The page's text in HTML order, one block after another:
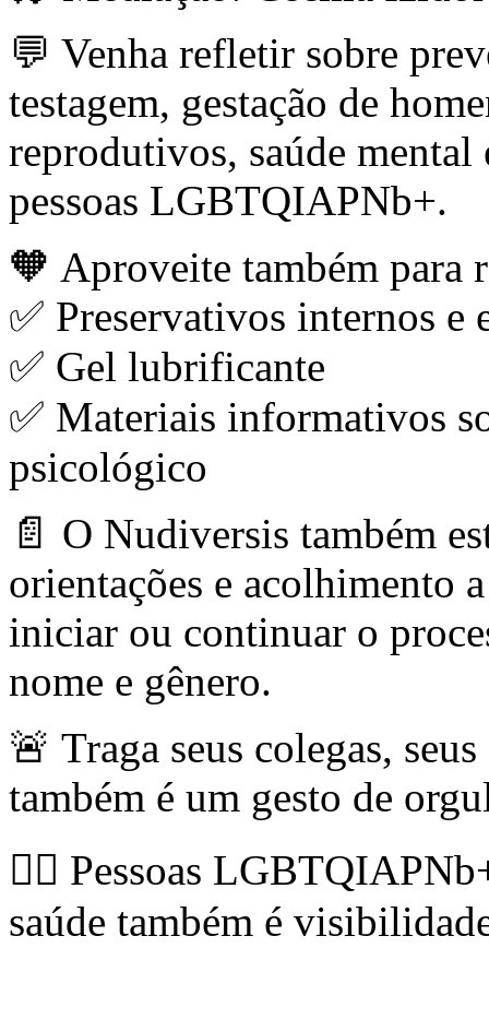
💬 Venha refletir sobre
testagem, gestação de
reprodutivos, saúde
pessoas LGBTQIAPNb+.
🧡 Aproveite também para
✅ Preservativos internos e
✅ Gel lubrificante
✅ Materiais informativos
psicológico
📄 O Nudiversis também
orientações e acolhimento
iniciar ou continuar o
nome e gênero.
🚨 Traga seus colegas,
também é um gesto de
✊🏽 Pessoas
saúde também é